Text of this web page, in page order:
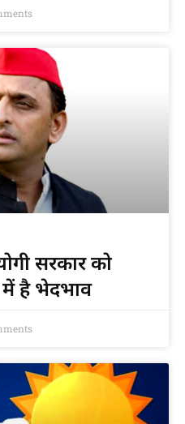
सरकार को
है भेदभाव